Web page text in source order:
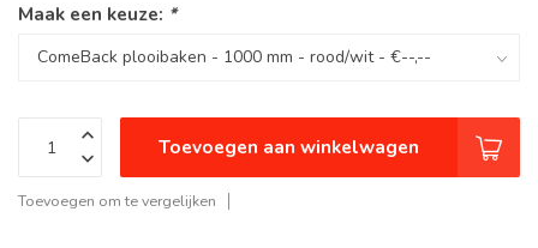
Maak een keuze: *
Toevoegen aan winkelwagen
Toevoegen om te vergelijken